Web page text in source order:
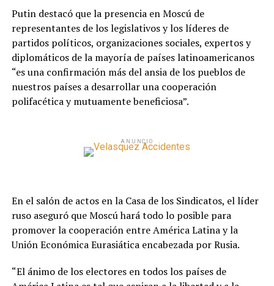
Putin destacó que la presencia en Moscú de
representantes de los legislativos y los líderes de
partidos políticos, organizaciones sociales, expertos y
diplomáticos de la mayoría de países latinoamericanos
“es una confirmación más del ansia de los pueblos de
nuestros países a desarrollar una cooperación
polifacética y mutuamente beneficiosa”.
ANUNCIO
En el salón de actos en la Casa de los Sindicatos, el líder
ruso aseguró que Moscú hará todo lo posible para
promover la cooperación entre América Latina y la
Unión Económica Eurasiática encabezada por Rusia.
“El ánimo de los electores en todos los países de